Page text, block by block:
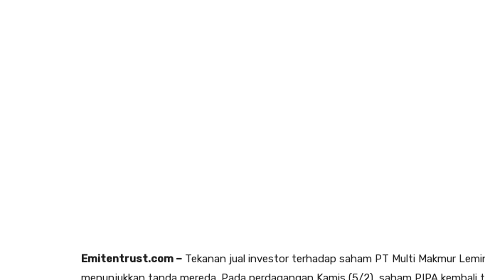
Emitentrust.com – Tekanan jual investor terhadap saham PT Multi Makmur